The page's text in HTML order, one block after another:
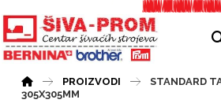
PROIZVODI
STANDARD
305X305MM